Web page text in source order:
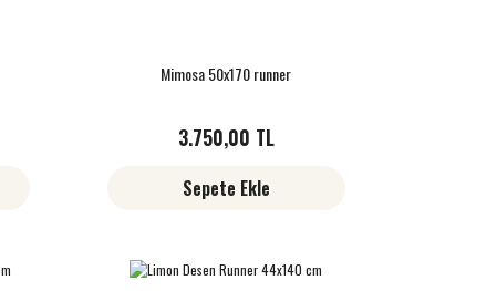
Mimosa 50x170 runner
3.750,00 TL
Sepete Ekle